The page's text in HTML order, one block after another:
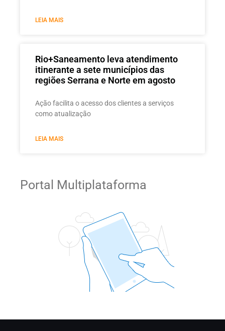
LEIA MAIS
Rio+Saneamento leva atendimento
itinerante a sete municípios das
regiões Serrana e Norte em agosto
Ação facilita o acesso dos clientes a serviços
como atualização
LEIA MAIS
Portal Multiplataforma